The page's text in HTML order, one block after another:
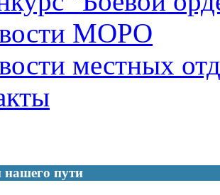
МОРО
местных
нашего пути